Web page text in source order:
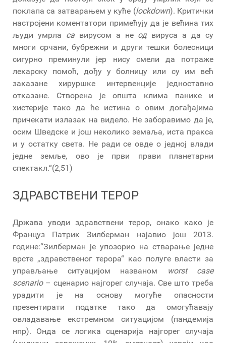
поклапа са затварањем у куће (lockdown). Критички
настројени коментатори примећују да је већина тих
људи умрла са вирусом а не од вируса а да су
многи срчани, бубрежни и други тешки болесници
сигурно преминули јер нису смели да потраже
лекарску помоћ, дођу у болницу или су им већ
заказане хируршке интервенције једноставно
отказане. Створена је општа клима панике и
хистерије тако да ће истина о овим догађајима
причекати излазак на видело. Не заборавимо да је,
осим Шведске и још неколико земаља, иста пракса
и у остатку света. Не ради се овде о једној влади
једне земље, ово је први прави планетарни
спектакл.“(2,51)
ЗДРАВСТВЕНИ ТЕРОР
Држава уводи здравствени терор, онако како је
Француз Патрик Зилберман најавио још 2013.
године:“Зилберман је упозорио на стварање једне
врсте „здравственог терора“ као полуге власти за
управљање ситуацијом названом
worst case
scenario– сценарио најгорег случаја. Све што треба
урадити је на основу могуће опасности
презентирати податке тако да омогућавају
овладавање екстремном ситуацијом (пандемија
нпр). Онда се логика сценарија најгорег случаја